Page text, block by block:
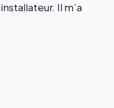
Il m’a